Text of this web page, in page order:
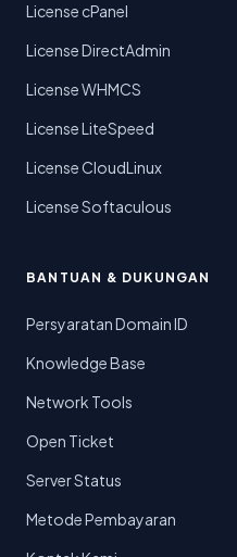
License cPanel
License DirectAdmin
License WHMCS
License LiteSpeed
License CloudLinux
License Softaculous
BANTUAN & DUKUNGAN
Persyaratan Domain ID
Knowledge Base
Network Tools
Open Ticket
Server Status
Metode Pembayaran